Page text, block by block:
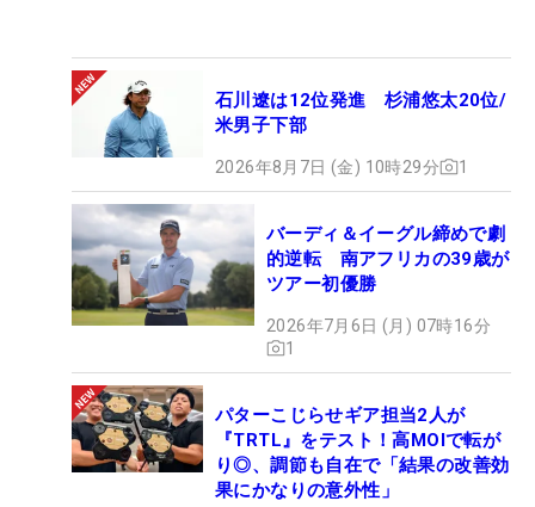
石川遼は12位発進 杉浦悠太20位/
米男子下部
2026年8月7日 (金) 10時29分 1
バーディ＆イーグル締めで劇
的逆転 南アフリカの39歳が
ツアー初優勝
2026年7月6日 (月) 07時16分
1
パターこじらせギア担当2人が
『TRTL』をテスト！高MOIで転が
り◎、調節も自在で「結果の改善効
果にかなりの意外性」